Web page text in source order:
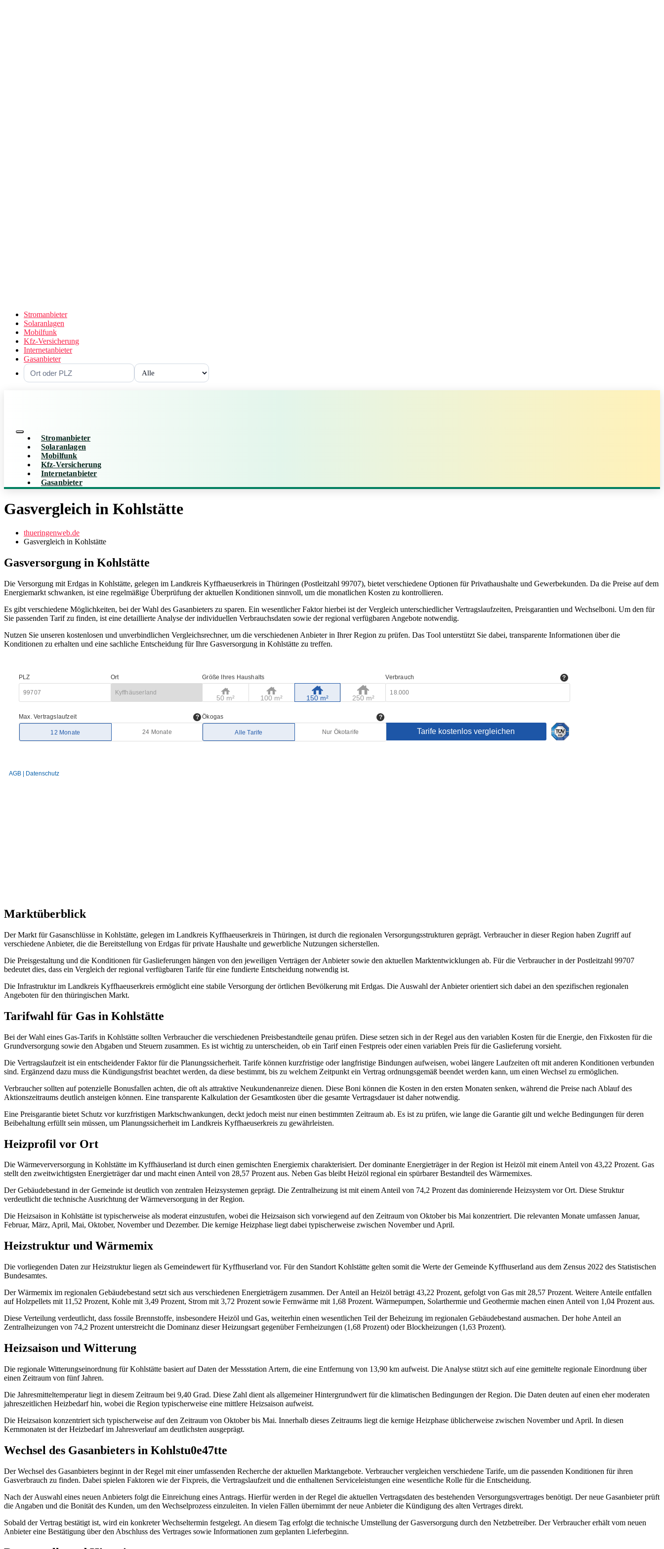
Stromanbieter
Solaranlagen
Mobilfunk
Kfz-Versicherung
Internetanbieter
Gasanbieter
Stromanbieter
Solaranlagen
Mobilfunk
Kfz-Versicherung
Internetanbieter
Gasanbieter
Gasvergleich in Kohlstätte
thueringenweb.de
Gasvergleich in Kohlstätte
Gasversorgung in Kohlstätte
Die Versorgung mit Erdgas in Kohlstätte, gelegen im Landkreis Kyffhaeuserkreis in Thüringen (Postleitzahl 99707), bietet verschiedene Optionen für Privathaushalte und Gewerbekunden. Da die Preise auf dem
Energiemarkt schwanken, ist eine regelmäßige Überprüfung der aktuellen Konditionen sinnvoll, um die monatlichen Kosten zu kontrollieren.
Es gibt verschiedene Möglichkeiten, bei der Wahl des Gasanbieters zu sparen. Ein wesentlicher Faktor hierbei ist der Vergleich unterschiedlicher Vertragslaufzeiten, Preisgarantien und Wechselboni. Um den für
Sie passenden Tarif zu finden, ist eine detaillierte Analyse der individuellen Verbrauchsdaten sowie der regional verfügbaren Angebote notwendig.
Nutzen Sie unseren kostenlosen und unverbindlichen Vergleichsrechner, um die verschiedenen Anbieter in Ihrer Region zu prüfen. Das Tool unterstützt Sie dabei, transparente Informationen über die
Konditionen zu erhalten und eine sachliche Entscheidung für Ihre Gasversorgung in Kohlstätte zu treffen.
Marktüberblick
Der Markt für Gasanschlüsse in Kohlstätte, gelegen im Landkreis Kyffhaeuserkreis in Thüringen, ist durch die regionalen Versorgungsstrukturen geprägt. Verbraucher in dieser Region haben Zugriff auf
verschiedene Anbieter, die die Bereitstellung von Erdgas für private Haushalte und gewerbliche Nutzungen sicherstellen.
Die Preisgestaltung und die Konditionen für Gaslieferungen hängen von den jeweiligen Verträgen der Anbieter sowie den aktuellen Marktentwicklungen ab. Für die Verbraucher in der Postleitzahl 99707
bedeutet dies, dass ein Vergleich der regional verfügbaren Tarife für eine fundierte Entscheidung notwendig ist.
Die Infrastruktur im Landkreis Kyffhaeuserkreis ermöglicht eine stabile Versorgung der örtlichen Bevölkerung mit Erdgas. Die Auswahl der Anbieter orientiert sich dabei an den spezifischen regionalen
Angeboten für den thüringischen Markt.
Tarifwahl für Gas in Kohlstätte
Bei der Wahl eines Gas-Tarifs in Kohlstätte sollten Verbraucher die verschiedenen Preisbestandteile genau prüfen. Diese setzen sich in der Regel aus den variablen Kosten für die Energie, den Fixkosten für die
Grundversorgung sowie den Abgaben und Steuern zusammen. Es ist wichtig zu unterscheiden, ob ein Tarif einen Festpreis oder einen variablen Preis für die Gaslieferung vorsieht.
Die Vertragslaufzeit ist ein entscheidender Faktor für die Planungssicherheit. Tarife können kurzfristige oder langfristige Bindungen aufweisen, wobei längere Laufzeiten oft mit anderen Konditionen verbunden
sind. Ergänzend dazu muss die Kündigungsfrist beachtet werden, da diese bestimmt, bis zu welchem Zeitpunkt ein Vertrag ordnungsgemäß beendet werden kann, um einen Wechsel zu ermöglichen.
Verbraucher sollten auf potenzielle Bonusfallen achten, die oft als attraktive Neukundenanreize dienen. Diese Boni können die Kosten in den ersten Monaten senken, während die Preise nach Ablauf des
Aktionszeitraums deutlich ansteigen können. Eine transparente Kalkulation der Gesamtkosten über die gesamte Vertragsdauer ist daher notwendig.
Eine Preisgarantie bietet Schutz vor kurzfristigen Marktschwankungen, deckt jedoch meist nur einen bestimmten Zeitraum ab. Es ist zu prüfen, wie lange die Garantie gilt und welche Bedingungen für deren
Beibehaltung erfüllt sein müssen, um Planungssicherheit im Landkreis Kyffhaeuserkreis zu gewährleisten.
Heizprofil vor Ort
Die Wärmeverversorgung in Kohlstätte im Kyffhäuserland ist durch einen gemischten Energiemix charakterisiert. Der dominante Energieträger in der Region ist Heizöl mit einem Anteil von 43,22 Prozent. Gas
stellt den zweitwichtigsten Energieträger dar und macht einen Anteil von 28,57 Prozent aus. Neben Gas bleibt Heizöl regional ein spürbarer Bestandteil des Wärmemixes.
Der Gebäudebestand in der Gemeinde ist deutlich von zentralen Heizsystemen geprägt. Die Zentralheizung ist mit einem Anteil von 74,2 Prozent das dominierende Heizsystem vor Ort. Diese Struktur
verdeutlicht die technische Ausrichtung der Wärmeversorgung in der Region.
Die Heizsaison in Kohlstätte ist typischerweise als moderat einzustufen, wobei die Heizsaison sich vorwiegend auf den Zeitraum von Oktober bis Mai konzentriert. Die relevanten Monate umfassen Januar,
Februar, März, April, Mai, Oktober, November und Dezember. Die kernige Heizphase liegt dabei typischerweise zwischen November und April.
Heizstruktur und Wärmemix
Die vorliegenden Daten zur Heizstruktur liegen als Gemeindewert für Kyffhuserland vor. Für den Standort Kohlstätte gelten somit die Werte der Gemeinde Kyffhuserland aus dem Zensus 2022 des Statistischen
Bundesamtes.
Der Wärmemix im regionalen Gebäudebestand setzt sich aus verschiedenen Energieträgern zusammen. Der Anteil an Heizöl beträgt 43,22 Prozent, gefolgt von Gas mit 28,57 Prozent. Weitere Anteile entfallen
auf Holzpellets mit 11,52 Prozent, Kohle mit 3,49 Prozent, Strom mit 3,72 Prozent sowie Fernwärme mit 1,68 Prozent. Wärmepumpen, Solarthermie und Geothermie machen einen Anteil von 1,04 Prozent aus.
Diese Verteilung verdeutlicht, dass fossile Brennstoffe, insbesondere Heizöl und Gas, weiterhin einen wesentlichen Teil der Beheizung im regionalen Gebäudebestand ausmachen. Der hohe Anteil an
Zentralheizungen von 74,2 Prozent unterstreicht die Dominanz dieser Heizungsart gegenüber Fernheizungen (1,68 Prozent) oder Blockheizungen (1,63 Prozent).
Heizsaison und Witterung
Die regionale Witterungseinordnung für Kohlstätte basiert auf Daten der Messstation Artern, die eine Entfernung von 13,90 km aufweist. Die Analyse stützt sich auf eine gemittelte regionale Einordnung über
einen Zeitraum von fünf Jahren.
Die Jahresmitteltemperatur liegt in diesem Zeitraum bei 9,40 Grad. Diese Zahl dient als allgemeiner Hintergrundwert für die klimatischen Bedingungen der Region. Die Daten deuten auf einen eher moderaten
jahreszeitlichen Heizbedarf hin, wobei die Region typischerweise eine mittlere Heizsaison aufweist.
Die Heizsaison konzentriert sich typischerweise auf den Zeitraum von Oktober bis Mai. Innerhalb dieses Zeitraums liegt die kernige Heizphase üblicherweise zwischen November und April. In diesen
Kernmonaten ist der Heizbedarf im Jahresverlauf am deutlichsten ausgeprägt.
Wechsel des Gasanbieters in Kohlstu0e47tte
Der Wechsel des Gasanbieters beginnt in der Regel mit einer umfassenden Recherche der aktuellen Marktangebote. Verbraucher vergleichen verschiedene Tarife, um die passenden Konditionen für ihren
Gasverbrauch zu finden. Dabei spielen Faktoren wie der Fixpreis, die Vertragslaufzeit und die enthaltenen Serviceleistungen eine wesentliche Rolle für die Entscheidung.
Nach der Auswahl eines neuen Anbieters folgt die Einreichung eines Antrags. Hierfür werden in der Regel die aktuellen Vertragsdaten des bestehenden Versorgungsvertrages benötigt. Der neue Gasanbieter prüft
die Angaben und die Bonität des Kunden, um den Wechselprozess einzuleiten. In vielen Fällen übernimmt der neue Anbieter die Kündigung des alten Vertrages direkt.
Sobald der Vertrag bestätigt ist, wird ein konkreter Wechseltermin festgelegt. An diesem Tag erfolgt die technische Umstellung der Gasversorgung durch den Netzbetreiber. Der Verbraucher erhält vom neuen
Anbieter eine Bestätigung über den Abschluss des Vertrages sowie Informationen zum geplanten Lieferbeginn.